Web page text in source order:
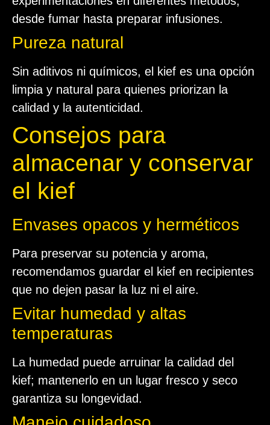
desde fumar hasta preparar infusiones.
Pureza natural
Sin aditivos ni químicos, el kief es una opción
limpia y natural para quienes priorizan la
calidad y la autenticidad.
Consejos para
almacenar y conservar
el kief
Envases opacos y herméticos
Para preservar su potencia y aroma,
recomendamos guardar el kief en recipientes
que no dejen pasar la luz ni el aire.
Evitar humedad y altas
temperaturas
La humedad puede arruinar la calidad del
kief; mantenerlo en un lugar fresco y seco
garantiza su longevidad.